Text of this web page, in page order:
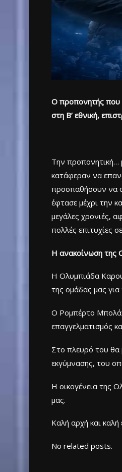
Ο προπονητής που
στη Β’ εθνική,
Την προπονητική…
κατάφεραν να
προσπαθήσουν να
έφτασε μέχρι την
μεγάλες χρονιές,
πολλές επιτυχίες
Η ανακοίνωση της
Η Ολυμπιάδα
της ομάδας μας για
Ο Ρομπέρτο
επαγγελματισμός
Στο πλευρό του θα
εκγύμνασης, του
Η οικογένεια της
μας.
Καλή αρχή και καλή
No related posts.